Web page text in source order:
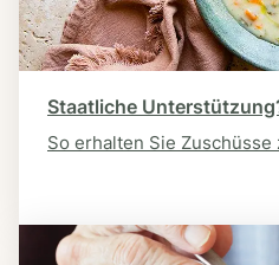
Staatliche
So erhalten Sie Zuschüsse